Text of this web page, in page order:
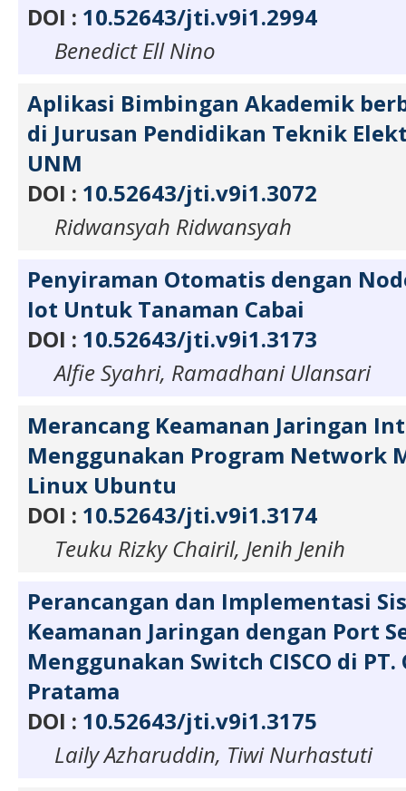
DOI : 10.52643/jti.v9i1.2994
Benedict Ell Nino
Aplikasi Bimbingan Akademik
di Jurusan Pendidikan Teknik
UNM
DOI : 10.52643/jti.v9i1.3072
Ridwansyah Ridwansyah
Penyiraman Otomatis dengan
Iot Untuk Tanaman Cabai
DOI : 10.52643/jti.v9i1.3173
Alfie Syahri, Ramadhani Ulansari
Merancang Keamanan Jaringan
Menggunakan Program Network
Linux Ubuntu
DOI : 10.52643/jti.v9i1.3174
Teuku Rizky Chairil, Jenih Jenih
Perancangan dan Implementasi
Keamanan Jaringan dengan Port
Menggunakan Switch CISCO di
Pratama
DOI : 10.52643/jti.v9i1.3175
Laily Azharuddin, Tiwi Nurhastuti